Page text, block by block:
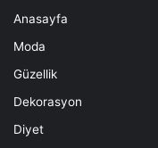
Anasayfa
Moda
Güzellik
Dekorasyon
Diyet